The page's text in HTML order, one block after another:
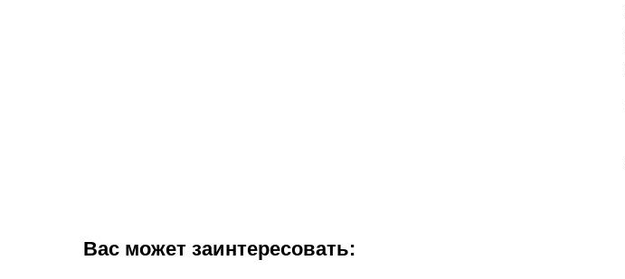
Вас может заинтересовать: